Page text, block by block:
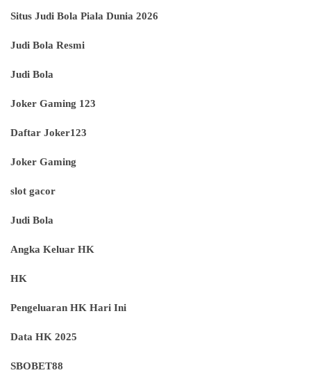
Situs Judi Bola Piala Dunia 2026
Judi Bola Resmi
Judi Bola
Joker Gaming 123
Daftar Joker123
Joker Gaming
slot gacor
Judi Bola
Angka Keluar HK
HK
Pengeluaran HK Hari Ini
Data HK 2025
SBOBET88